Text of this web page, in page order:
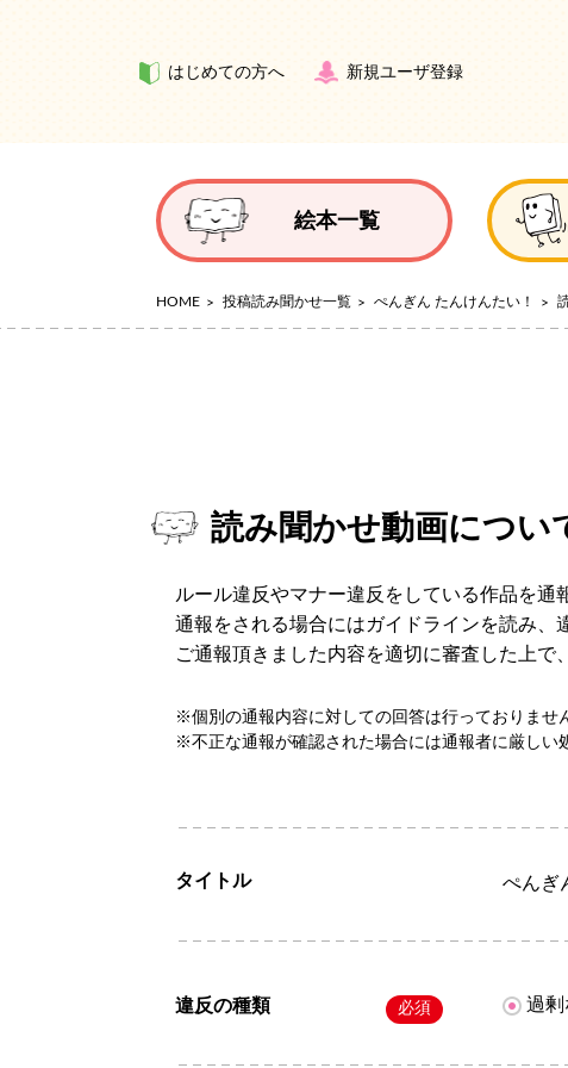
はじめての方へ 新規ユーザ登録
絵本一覧
HOME 投稿読み聞かせ一覧 ぺんぎん たんけんたい！
読み聞かせ動画につい
ルール違反やマナー違反をしている作品を通
通報をされる場合にはガイドラインを読み、
ご通報頂きました内容を適切に審査した上で
※個別の通報内容に対しての回答は行っておりませ
※不正な通報が確認された場合には通報者に厳しい
タイトル ぺんぎ
違反の種類 必須 過剰